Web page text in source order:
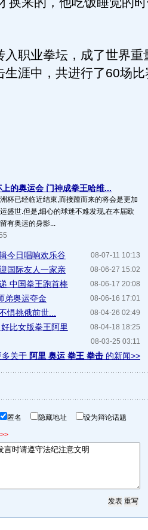
职业拳坛，成了世界重
生涯中，共进行了60场
的奥运会 门神成拳王哈维...
杯已经临近结束,而接踵而来的将会是更加
盛世.但是,细心的球迷不难发现,在本届欧
有奥运的身影...
08-07-11 10:13
今日唱响欢乐谷
08-06-27 15:02
国际友人一家亲
08-06-17 20:08
中国拳王跑首棒
08-06-16 17:01
弟奥运夺金
08-04-26 02:49
惧挑俄前世...
08-04-18 18:25
比女版拳王阿里
08-03-25 03:11
多关于 阿里 奥运 拳王 拳击 的新闻>>
匿名 隐藏地址 设为辩论话题